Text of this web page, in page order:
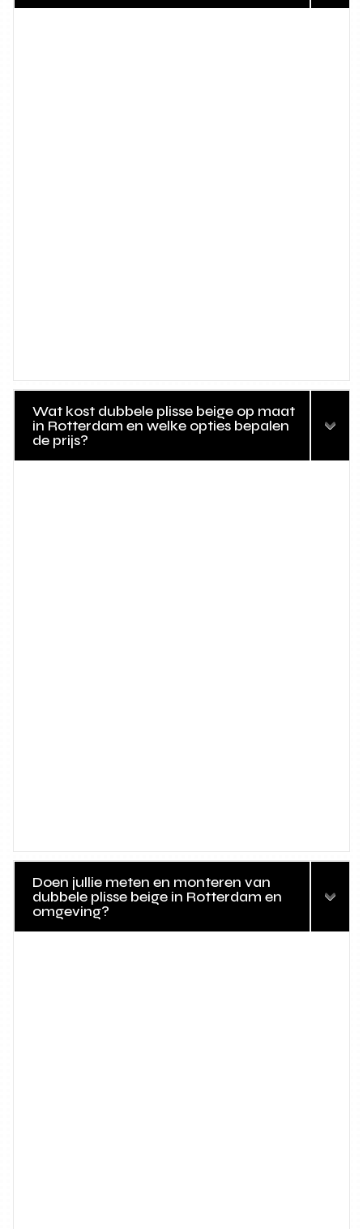
Wat kost dubbele plisse beige op maat
in Rotterdam en welke opties bepalen
de prijs?
Doen jullie meten en monteren van
dubbele plisse beige in Rotterdam en
omgeving?